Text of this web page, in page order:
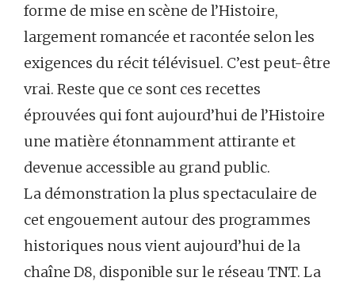
forme de mise en scène de l’Histoire,
largement romancée et racontée selon les
exigences du récit télévisuel. C’est peut-être
vrai. Reste que ce sont ces recettes
éprouvées qui font aujourd’hui de l’Histoire
une matière étonnamment attirante et
devenue accessible au grand public.
La démonstration la plus spectaculaire de
cet engouement autour des programmes
historiques nous vient aujourd’hui de la
chaîne D8, disponible sur le réseau TNT. La